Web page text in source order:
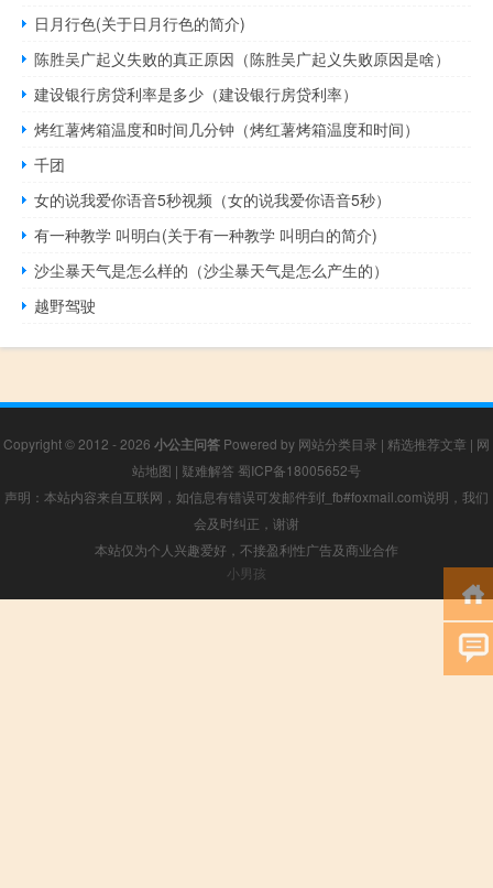
日月行色(关于日月行色的简介)
陈胜吴广起义失败的真正原因（陈胜吴广起义失败原因是啥）
建设银行房贷利率是多少（建设银行房贷利率）
烤红薯烤箱温度和时间几分钟（烤红薯烤箱温度和时间）
千团
女的说我爱你语音5秒视频（女的说我爱你语音5秒）
有一种教学 叫明白(关于有一种教学 叫明白的简介)
沙尘暴天气是怎么样的（沙尘暴天气是怎么产生的）
越野驾驶
Copyright © 2012 - 2026 小公主问答 Powered by 网站分类目录 | 精选推荐文章 | 网
站地图 | 疑难解答 蜀ICP备18005652号
声明：本站内容来自互联网，如信息有错误可发邮件到f_fb#foxmail.com说明，我们
会及时纠正，谢谢
本站仅为个人兴趣爱好，不接盈利性广告及商业合作
小男孩